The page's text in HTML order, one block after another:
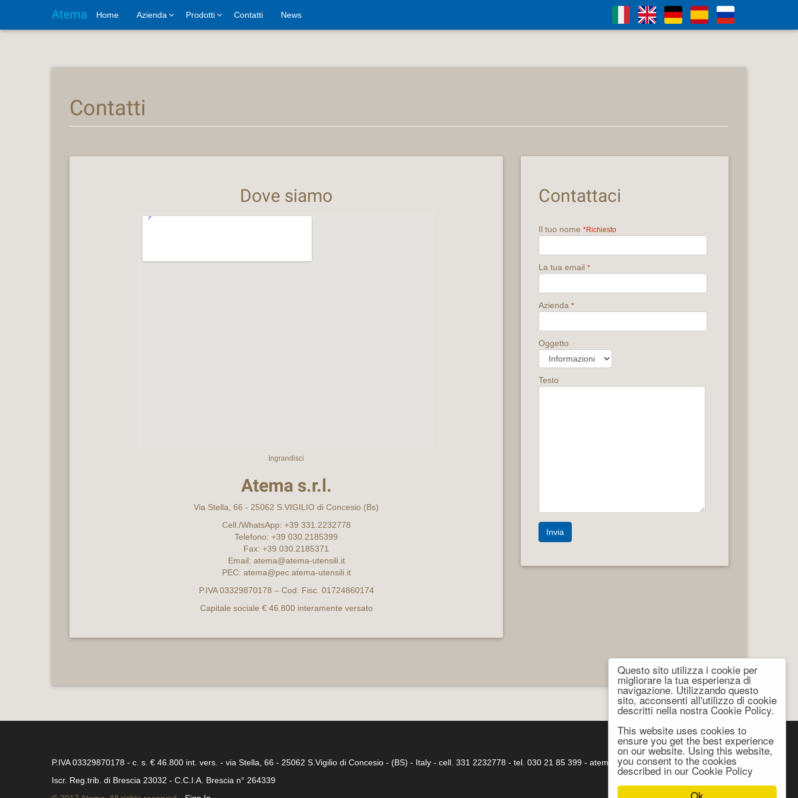
Questo sito utilizza i cookie per
migliorare la tua esperienza di
navigazione. Utilizzando questo
sito, acconsenti all'utilizzo di cookie
descritti nella nostra Cookie Policy.
This website uses cookies to
ensure you get the best experience
on our website. Using this website,
you consent to the cookies
described in our Cookie Policy
Atema Home Azienda Prodotti Contatti News
Contatti
Dove siamo
Ingrandisci
Atema s.r.l.
Via Stella, 66 - 25062 S.VIGILIO di Concesio (Bs)
Cell./WhatsApp: +39 331.2232778
Telefono: +39 030.2185399
Fax: +39 030.2185371
Email: atema@atema-utensili.it
PEC: atema@pec.atema-utensili.it
P.IVA 03329870178 – Cod. Fisc. 01724860174
Capitale sociale € 46.800 interamente versato
Contattaci
Il tuo nome *Richiesto
La tua email *
Azienda *
Oggetto
Testo
P.IVA 03329870178 - c. s. € 46.800 int. vers. - via Stella, 66 - 25062 S.Vigilio di Concesio - (BS) - Italy - cell. 331 2232778 - tel. 030 21 85 399 - atema@atema-utensili.it
Iscr. Reg.trib. di Brescia 23032 - C.C.I.A. Brescia n° 264339